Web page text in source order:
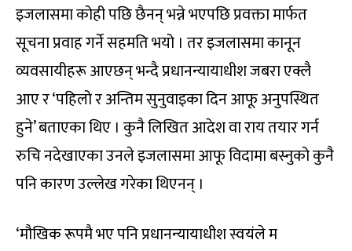
इजलासमा कोही पछि छैनन् भन्ने भएपछि प्रवक्ता मार्फत
सूचना प्रवाह गर्ने सहमति भयो । तर इजलासमा कानून
व्यवसायीहरू आएछन् भन्दै प्रधानन्यायाधीश जबरा एक्लै
आए र ‘पहिलो र अन्तिम सुनुवाइका दिन आफू अनुपस्थित
हुने’ बताएका थिए । कुनै लिखित आदेश वा राय तयार गर्न
रुचि नदेखाएका उनले इजलासमा आफू विदामा बस्नुको कुनै
पनि कारण उल्लेख गरेका थिएनन् ।
‘मौखिक रूपमै भए पनि प्रधानन्यायाधीश स्वयंले म